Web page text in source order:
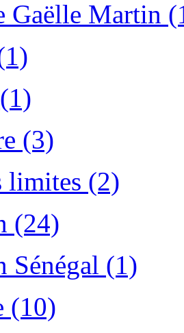
Gaëlle Martin
(3)
limites (2)
(24)
Sénégal (1)
(10)